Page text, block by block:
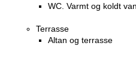
WC. Varmt og koldt
Terrasse
Altan og terrasse